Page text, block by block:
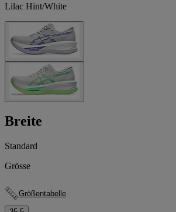
Lilac Hint/White
Breite
Standard
Grösse
Größentabelle